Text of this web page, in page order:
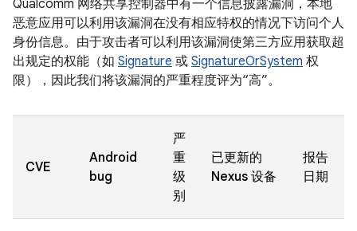
Qualcomm 网络共享控制器中有一个信息披露漏洞，本地
恶意应用可以利用该漏洞在没有相应特权的情况下访问个人
身份信息。由于攻击者可以利用该漏洞使第三方应用获取超
出规定的权能（如 Signature 或 SignatureOrSystem 权
限），因此我们将该漏洞的严重程度评为“高”。
CVE
Android
bug
严
重
级
别
已更新的
Nexus 设备
报告
日期